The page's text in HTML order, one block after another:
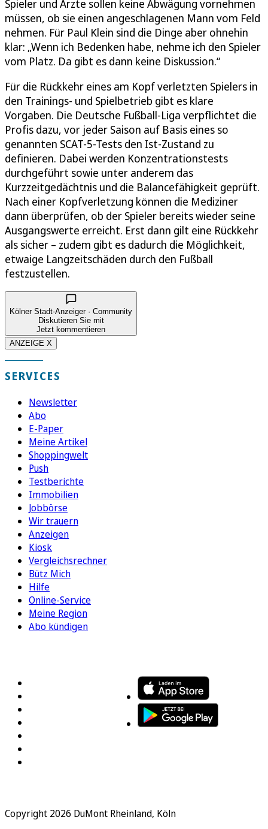
Spieler und Ärzte sollen keine Abwägung vornehmen
müssen, ob sie einen angeschlagenen Mann vom Feld
nehmen. Für Paul Klein sind die Dinge aber ohnehin
klar: „Wenn ich Bedenken habe, nehme ich den Spieler
vom Platz. Da gibt es dann keine Diskussion.“
Für die Rückkehr eines am Kopf verletzten Spielers in
den Trainings- und Spielbetrieb gibt es klare
Vorgaben. Die Deutsche Fußball-Liga verpflichtet die
Profis dazu, vor jeder Saison auf Basis eines so
genannten SCAT-5-Tests den Ist-Zustand zu
definieren. Dabei werden Konzentrationstests
durchgeführt sowie unter anderem das
Kurzzeitgedächtnis und die Balancefähigkeit geprüft.
Nach einer Kopfverletzung können die Mediziner
dann überprüfen, ob der Spieler bereits wieder seine
Ausgangswerte erreicht. Erst dann gilt eine Rückkehr
als sicher – zudem gibt es dadurch die Möglichkeit,
etwaige Langzeitschäden durch den Fußball
festzustellen.
Kölner Stadt-Anzeiger · Community
Diskutieren Sie mit
Jetzt kommentieren
ANZEIGE X
SERVICES
Newsletter
Abo
E-Paper
Meine Artikel
Shoppingwelt
Push
Testberichte
Immobilien
Jobbörse
Wir trauern
Anzeigen
Kiosk
Vergleichsrechner
Bütz Mich
Hilfe
Online-Service
Meine Region
Abo kündigen
Copyright 2026 DuMont Rheinland, Köln